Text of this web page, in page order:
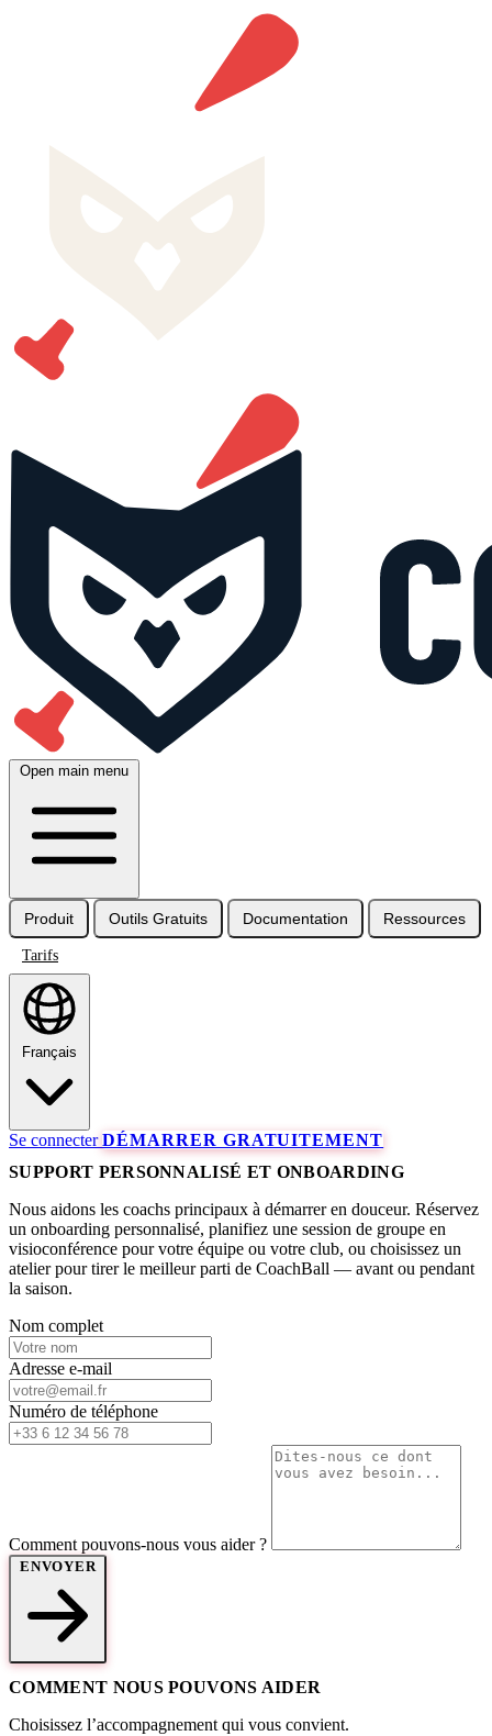
Open main menu
Produit Outils Gratuits Documentation Ressources
Tarifs
Français
Se connecterDÉMARRER GRATUITEMENT
SUPPORT PERSONNALISÉ ET ONBOARDING
Nous aidons les coachs principaux à démarrer en douceur. Réservez
un onboarding personnalisé, planifiez une session de groupe en
visioconférence pour votre équipe ou votre club, ou choisissez un
atelier pour tirer le meilleur parti de CoachBall — avant ou pendant
la saison.
Nom complet
Adresse e-mail
Numéro de téléphone
Comment pouvons-nous vous aider ?
ENVOYER
COMMENT NOUS POUVONS AIDER
Choisissez l’accompagnement qui vous convient.